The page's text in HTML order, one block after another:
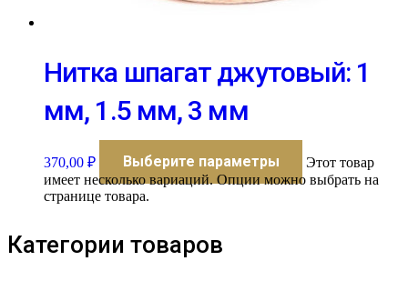
Нитка шпагат джутовый: 1
мм, 1.5 мм, 3 мм
370,00 ₽ Выберите параметры
Этот товар
имеет несколько вариаций. Опции можно выбрать на
странице товара.
Категории товаров